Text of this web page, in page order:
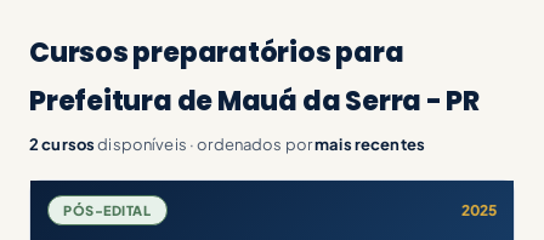
Cursos preparatórios para
Prefeitura de Mauá da Serra - PR
2 cursosdisponíveis · ordenados pormais recentes
PÓS-EDITAL 2025